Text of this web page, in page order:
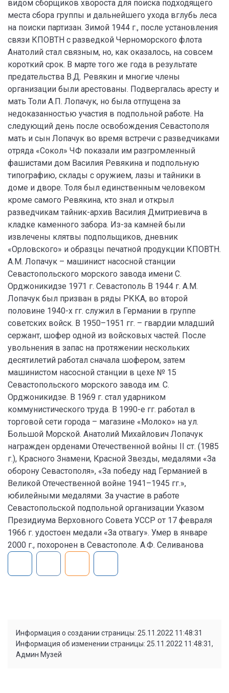
видом сборщиков хвороста для поиска подходящего
места сбора группы и дальнейшего ухода вглубь леса
на поиски партизан. Зимой 1944 г., после установления
связи КПОВТН с разведкой Черноморского флота
Анатолий стал связным, но, как оказалось, на совсем
короткий срок. В марте того же года в результате
предательства В.Д. Ревякин и многие члены
организации были арестованы. Подвергалась аресту и
мать Толи А.П. Лопачук, но была отпущена за
недоказанностью участия в подпольной работе. На
следующий день после освобождения Севастополя
мать и сын Лопачук во время встречи с разведчиками
отряда «Сокол» ЧФ показали им разгромленный
фашистами дом Василия Ревякина и подпольную
типографию, склады с оружием, лазы и тайники в
доме и дворе. Толя был единственным человеком
кроме самого Ревякина, кто знал и открыл
разведчикам тайник-архив Василия Дмитриевича в
кладке каменного забора. Из-за камней были
извлечены клятвы подпольщиков, дневник
«Орловского» и образцы печатной продукции КПОВТН.
А.М. Лопачук – машинист насосной станции
Севастопольского морского завода имени С.
Орджоникидзе 1971 г. Севастополь В 1944 г. А.М.
Лопачук был призван в ряды РККА, во второй
половине 1940-х гг. служил в Германии в группе
советских войск. В 1950–1951 гг. – гвардии младший
сержант, шофер одной из войсковых частей. После
увольнения в запас на протяжении нескольких
десятилетий работал сначала шофером, затем
машинистом насосной станции в цехе № 15
Севастопольского морского завода им. С.
Орджоникидзе. В 1969 г. стал ударником
коммунистического труда. В 1990-е гг. работал в
торговой сети города – магазине «Молоко» на ул.
Большой Морской. Анатолий Михайлович Лопачук
награжден орденами Отечественной войны II ст. (1985
г.), Красного Знамени, Красной Звезды, медалями «За
оборону Севастополя», «За победу над Германией в
Великой Отечественной войне 1941–1945 гг.»,
юбилейными медалями. За участие в работе
Севастопольской подпольной организации Указом
Президиума Верховного Совета УССР от 17 февраля
1966 г. удостоен медали «За отвагу». Умер в январе
2000 г., похоронен в Севастополе. А.Ф. Селиванова
Информация о создании страницы: 25.11.2022 11:48:31
Информация об изменении страницы: 25.11.2022 11:48:31,
Админ Музей